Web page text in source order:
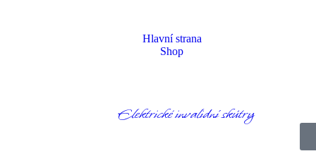
Hlavní strana
Shop
Elektrické invalidní skútry